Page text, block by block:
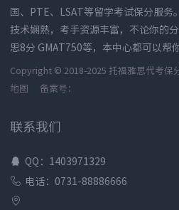
国、PTE、LSAT等留学考试保分服务
技术娴熟，考手资源丰富，不论你的
思8分 GMAT750等，本中心都可以帮
Copyright © 2018-2025 托福雅思代考保
地图
备案号：
联系我们
QQ：1403971329
电话：0731-88886666